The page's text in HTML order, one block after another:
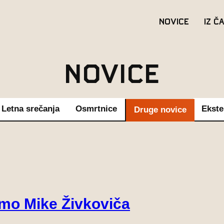
Novice Iz
Novice
Letna srečanja Osmrtnice Druge novice
Mike Živkoviča